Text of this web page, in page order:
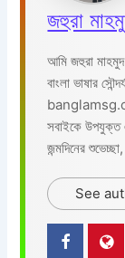
জহুরা
আমি জহুরা
বাংলা ভাষার
সবাইকে উপযুক্ত
জন্মদিনের
See